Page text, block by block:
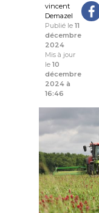
vincent
Demazel
Publié le 11
décembre
2024
Mis à jour
le 10
décembre
2024 à
16:46